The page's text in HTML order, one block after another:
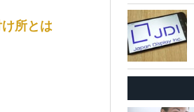
所とは